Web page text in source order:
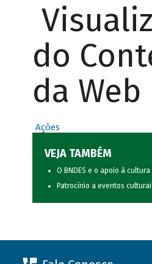
do
da Web
Ações
VEJA TAMBÉM
O BNDES e o apoio à cultura
Patrocínio a eventos